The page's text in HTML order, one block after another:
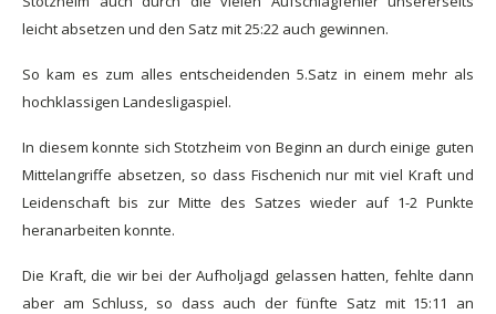
leicht absetzen und den Satz mit 25:22 auch gewinnen.
So kam es zum alles entscheidenden 5.Satz in einem mehr als
hochklassigen Landesligaspiel.
In diesem konnte sich Stotzheim von Beginn an durch einige guten
Mittelangriffe absetzen, so dass Fischenich nur mit viel Kraft und
Leidenschaft bis zur Mitte des Satzes wieder auf 1-2 Punkte
heranarbeiten konnte.
Die Kraft, die wir bei der Aufholjagd gelassen hatten, fehlte dann
aber am Schluss, so dass auch der fünfte Satz mit 15:11 an